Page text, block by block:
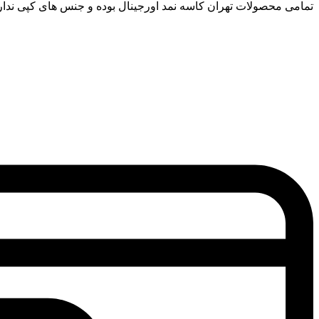
تمامی محصولات تهران کاسه نمد اورجینال بوده و جنس های کپی